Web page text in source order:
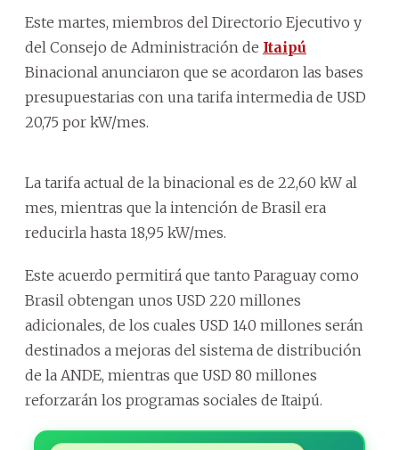
Este martes, miembros del Directorio Ejecutivo y
del Consejo de Administración de Itaipú
Binacional anunciaron que se acordaron las bases
presupuestarias con una tarifa intermedia de USD
20,75 por kW/mes.
La tarifa actual de la binacional es de 22,60 kW al
mes, mientras que la intención de Brasil era
reducirla hasta 18,95 kW/mes.
Este acuerdo permitirá que tanto Paraguay como
Brasil obtengan unos USD 220 millones
adicionales, de los cuales USD 140 millones serán
destinados a mejoras del sistema de distribución
de la ANDE, mientras que USD 80 millones
reforzarán los programas sociales de Itaipú.